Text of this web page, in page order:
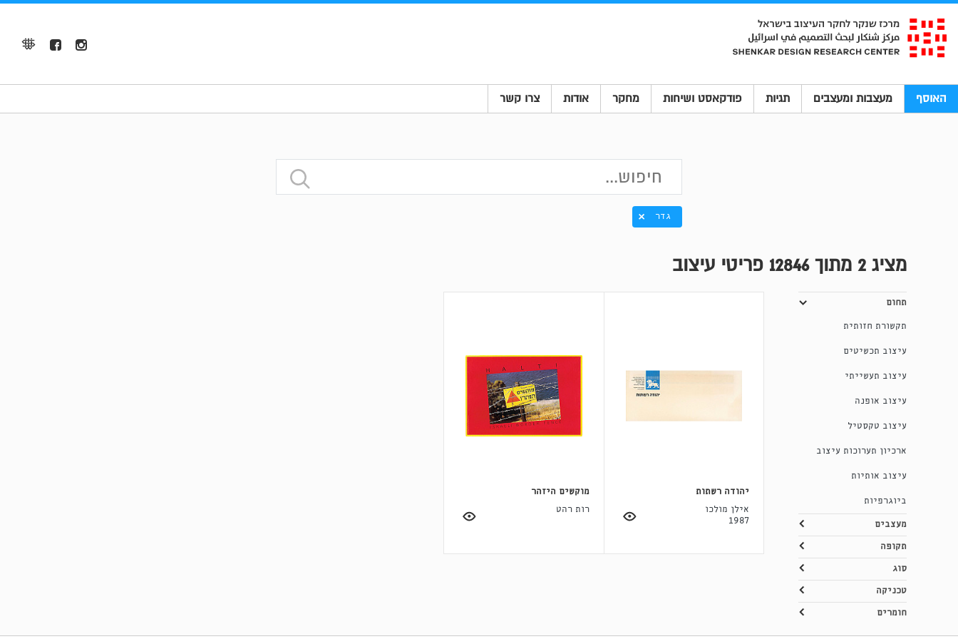
האוסף מעצבות ומעצבים תגיות פודקאסט ושיחות מחקר אודות צרו קשר
גדר
מציג 2 מתוך 12846 פריטי עיצוב
תחום
תקשורת חזותית
עיצוב תכשיטים
עיצוב תעשייתי
עיצוב אופנה
עיצוב טקסטיל
ארכיון תערוכות עיצוב
עיצוב אותיות
ביוגרפיות
מעצבים
תקופה
סוג
טכניקה
חומרים
יהודה רשתות
אילן מולכו
1987
מוקשים היזהר
רות רהט